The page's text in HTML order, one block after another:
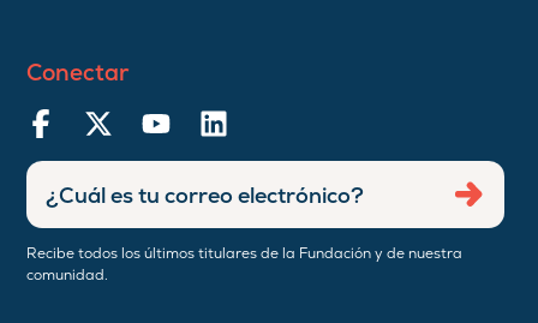
Conectar
Recibe todos los últimos titulares de la Fundación y de nuestra
comunidad.
Ingresar
dirección
de
correo
Enviar